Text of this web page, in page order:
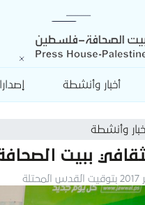
أخبار وأنشطة
أخبار وأنشطة
ببيت